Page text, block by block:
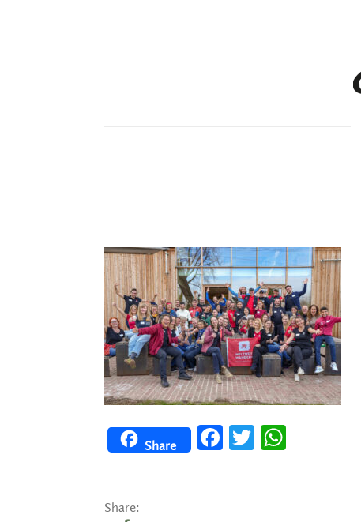
Share
FacebookTwitter
Share: